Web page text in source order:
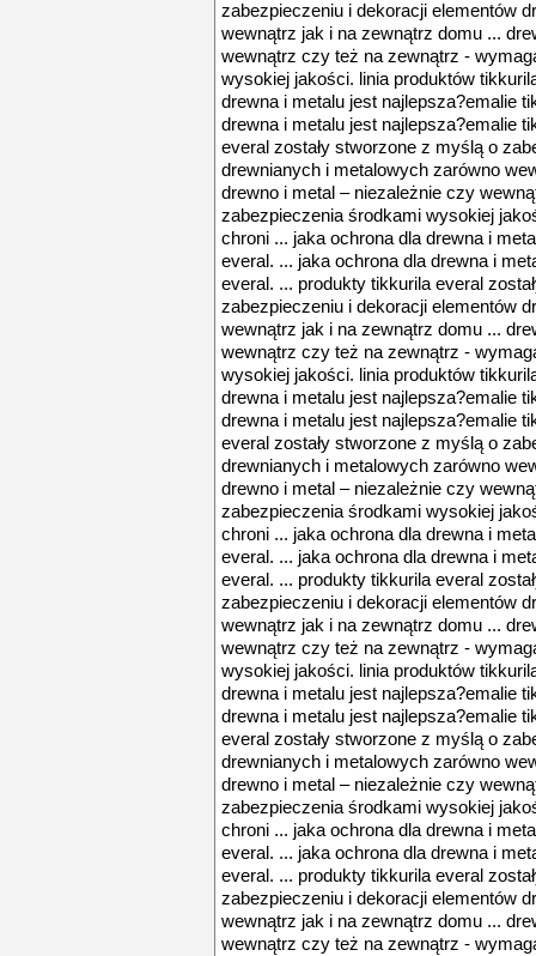
zabezpieczeniu i dekoracji elementów
wewnątrz jak i na zewnątrz domu ...
wewnątrz czy też na zewnątrz -
wysokiej jakości. linia produktów
drewna i metalu jest najlepsza?emalie
drewna i metalu jest najlepsza?emalie
everal zostały stworzone z myślą o
drewnianych i metalowych zarówno
drewno i metal – niezależnie czy
zabezpieczenia środkami wysokiej
chroni ... jaka ochrona dla drewna i
everal. ... jaka ochrona dla drewna i
everal. ... produkty tikkurila everal
zabezpieczeniu i dekoracji elementów
wewnątrz jak i na zewnątrz domu ...
wewnątrz czy też na zewnątrz -
wysokiej jakości. linia produktów
drewna i metalu jest najlepsza?emalie
drewna i metalu jest najlepsza?emalie
everal zostały stworzone z myślą o
drewnianych i metalowych zarówno
drewno i metal – niezależnie czy
zabezpieczenia środkami wysokiej
chroni ... jaka ochrona dla drewna i
everal. ... jaka ochrona dla drewna i
everal. ... produkty tikkurila everal
zabezpieczeniu i dekoracji elementów
wewnątrz jak i na zewnątrz domu ...
wewnątrz czy też na zewnątrz -
wysokiej jakości. linia produktów
drewna i metalu jest najlepsza?emalie
drewna i metalu jest najlepsza?emalie
everal zostały stworzone z myślą o
drewnianych i metalowych zarówno
drewno i metal – niezależnie czy
zabezpieczenia środkami wysokiej
chroni ... jaka ochrona dla drewna i
everal. ... jaka ochrona dla drewna i
everal. ... produkty tikkurila everal
zabezpieczeniu i dekoracji elementów
wewnątrz jak i na zewnątrz domu ...
wewnątrz czy też na zewnątrz -